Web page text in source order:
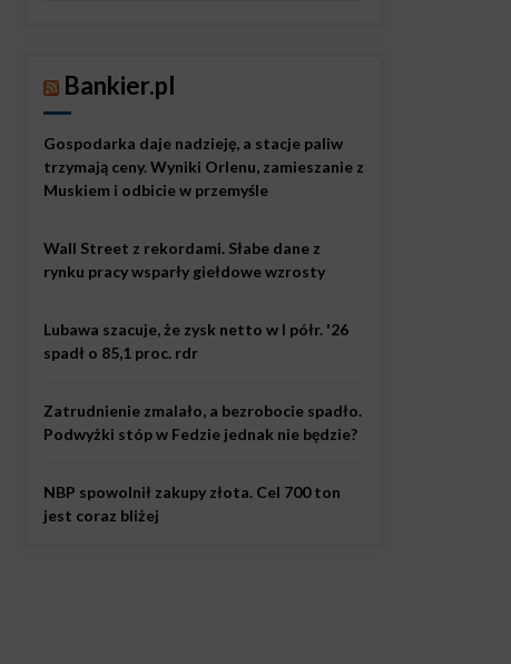
Bankier.pl
Gospodarka daje nadzieję, a stacje paliw
trzymają ceny. Wyniki Orlenu, zamieszanie z
Muskiem i odbicie w przemyśle
Wall Street z rekordami. Słabe dane z
rynku pracy wsparły giełdowe wzrosty
Lubawa szacuje, że zysk netto w I półr. '26
spadł o 85,1 proc. rdr
Zatrudnienie zmalało, a bezrobocie spadło.
Podwyżki stóp w Fedzie jednak nie będzie?
NBP spowolnił zakupy złota. Cel 700 ton
jest coraz bliżej